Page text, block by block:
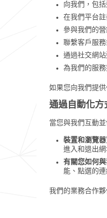
向我們，包
在我們平台
參與我們的
聯繫客戶服
通過社交網
為我們的服
如果您向我們提
通過自動化方
當您與我們互動
裝置和瀏覽
進入和退出
有關您如何
能、點選的
我們的業務合作